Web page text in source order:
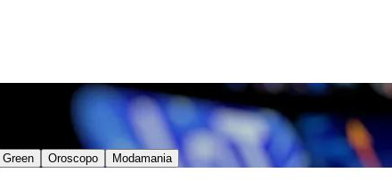
Green Oroscopo Modamania